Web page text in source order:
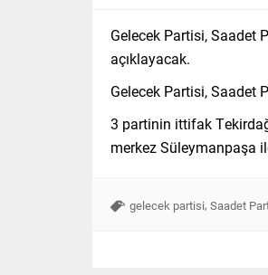
Gelecek Partisi, Saadet
açıklayacak.
Gelecek Partisi, Saadet
3 partinin ittifak
merkez Süleymanpaşa
gelecek partisi, Saadet